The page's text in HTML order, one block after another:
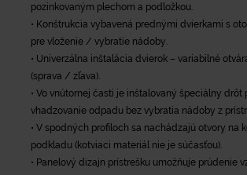
pozinkovaným plechom a podložkou.
• Konštrukcia vybavená prednými dvierkami s
pre vloženie / vybratie nádoby.
• Univerzálna inštalácia dvierok – variabilné
(sprava / zľava).
• Vo vnútornej časti je inštalovaný špeciálny drôt
vhadzovanie odpadu bez vybratia nádoby z
• V spodných profiloch sa nachádzajú otvory na
podkladu (kotviaci materiál nie je súčasťou).
• Panelový dizajn prístrešku umožňuje prúdenie